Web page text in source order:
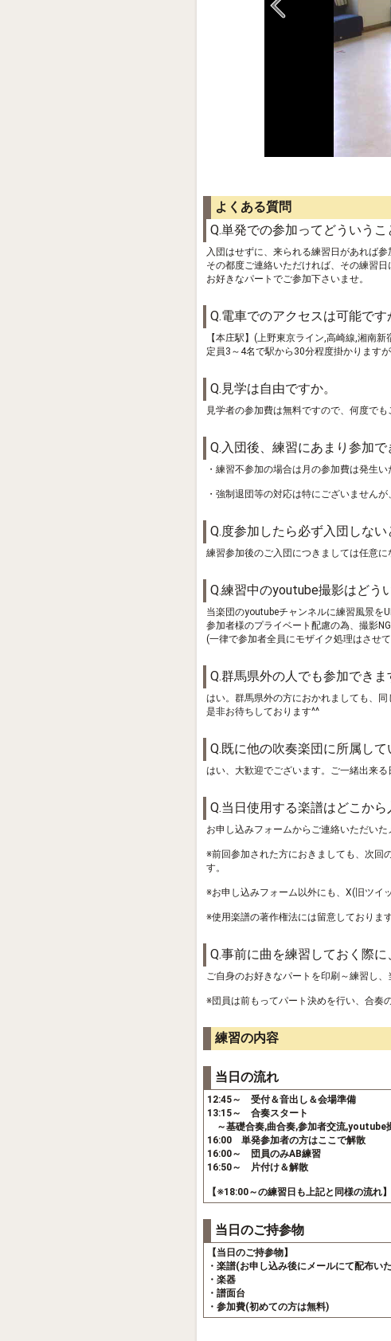
よくある質問
Q.単発での参加ってどういうこ
入団はせずに、来られる練習日があれば参
その都度ご連絡いただければ、その練習日
お好きなパートでご参加下さいませ。
Q.電車でのアクセスは可能です
【本庄駅】(上野東京ライン,高崎線,湘南
定員3～4名で駅から30分程度掛かります
Q.見学は自由ですか。
見学者の参加費は無料ですので、何度でも
Q.入団後、練習にあまり参加
・練習不参加の場合は月の参加費は発生い
・強制退団等の対応は特にございません
Q.度参加したら必ず入団しな
練習参加後のご入団につきましては任意
Q.練習中のyoutube撮影はどう
当楽団のyoutubeチャンネルに練習風景を
参加者様のプライベート配慮の為、撮影
(一律で参加者全員にモザイク処理はさせ
Q.群馬県外の人でも参加できま
はい。群馬県外の方におかれましても、同
是非お待ちしております^^
Q.既に他の吹奏楽団に所属し
はい、大歓迎でございます。ご一緒出来る
Q.当日使用する楽譜はどこから
お申し込みフォームからご連絡いただい
※前回参加された方におきましても、次回
す。
※お申し込みフォーム以外にも、X(旧ツイ
※使用楽譜の著作権法には留意しております
Q.事前に曲を練習しておく際
ご自身のお好きなパートを印刷～練習し
※団員は前もってパート決めを行い、合奏
練習の内容
当日の流れ
12:45～ 受付＆音出し＆会場準備
13:15～ 合奏スタート
～基礎合奏,曲合奏,参加者交流,youtube
16:00 単発参加者の方はここで解散
16:00～ 団員のみAB練習
16:50～ 片付け＆解散
【※18:00～の練習日も上記と同様の流れ】
当日のご持参物
【当日のご持参物】
・楽譜(お申し込み後にメールにて配布い
・楽器
・譜面台
・参加費(初めての方は無料)